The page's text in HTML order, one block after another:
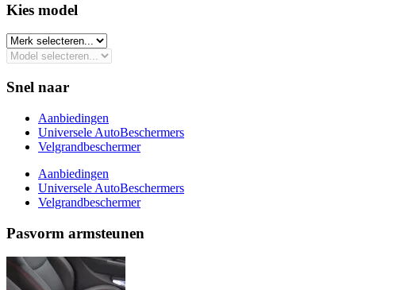
Kies model​
Snel naar
Aanbiedingen
Universele AutoBeschermers
Velgrandbeschermer
Aanbiedingen
Universele AutoBeschermers
Velgrandbeschermer
Pasvorm armsteunen